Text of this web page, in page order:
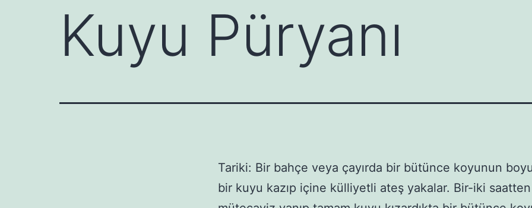
Kuyu Püryanı
Tariki: Bir bahçe veya çayırda bir bütünce koyunun
bir kuyu kazıp içine külliyetli ateş yakalar. Bir-iki saatten